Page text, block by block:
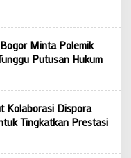
Minta Polemik
Putusan Hukum
Kolaborasi Dispora
Tingkatkan Prestasi